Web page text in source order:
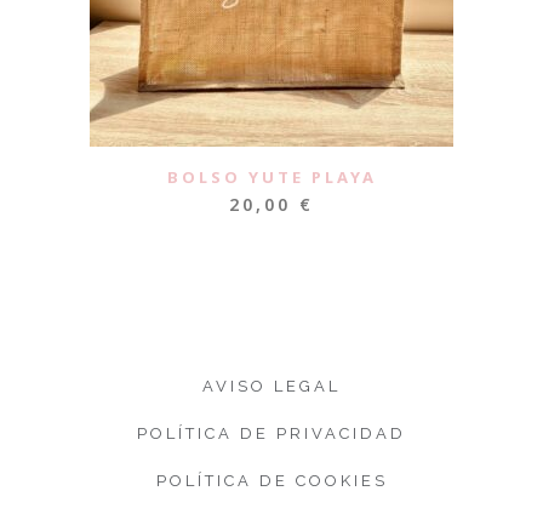
BOLSO YUTE PLAYA
20,00 €
AVISO LEGAL
POLÍTICA DE PRIVACIDAD
POLÍTICA DE COOKIES